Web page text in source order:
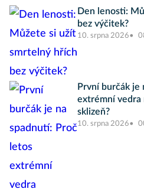
Den lenosti:
bez výčitek?
10. srpna 2026
První burčák je
extrémní vedra
sklizeň?
10. srpna 2026